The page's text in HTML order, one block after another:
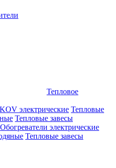
Тепловое
электрические Тепловые
Тепловые завесы
Обогреватели электрические
Тепловые завесы